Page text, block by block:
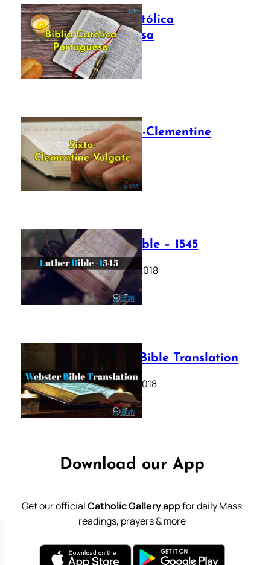
Bíblia Católica
Portuguesa
July 16, 2025
The Sixto-Clementine
Vulgate
July 12, 2025
Luther Bible – 1545
October 17, 2018
Webster Bible Translation
October 11, 2018
Download our App
Get our officialCatholic Gallery appfor daily Mass
readings, prayers & more